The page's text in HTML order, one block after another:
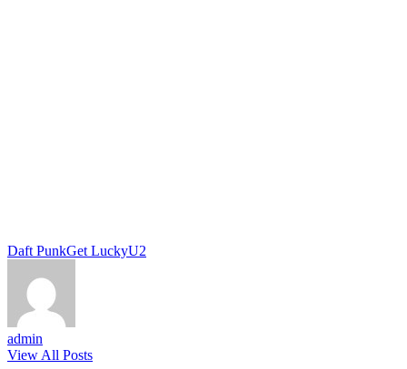
Tags:
Daft PunkGet LuckyU2
admin
View All Posts